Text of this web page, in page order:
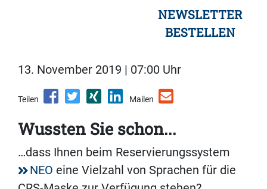
NEWSLETTER
BESTELLEN
13. November 2019 | 07:00 Uhr
Teilen Mailen
Wussten Sie schon...
…dass Ihnen beim Reservierungssystem
NEO eine Vielzahl von Sprachen für die